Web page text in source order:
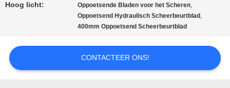
PRIVACYBELEID
Hoog licht: Oppoetsende Bladen voor het Scheren,
Oppoetsend Hydraulisch Scheerbeurtblad ,
400mm Oppoetsend Scheerbeurtblad
CONTACTEER ONS!